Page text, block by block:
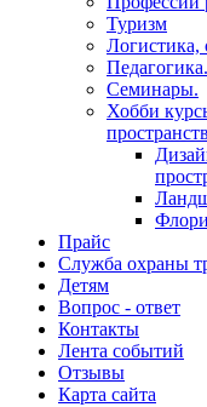
Туризм
Логистика,
Семинары.
Хобби
Прайс
Служба охраны
Детям
Вопрос - ответ
Контакты
Лента событий
Отзывы
Карта сайта